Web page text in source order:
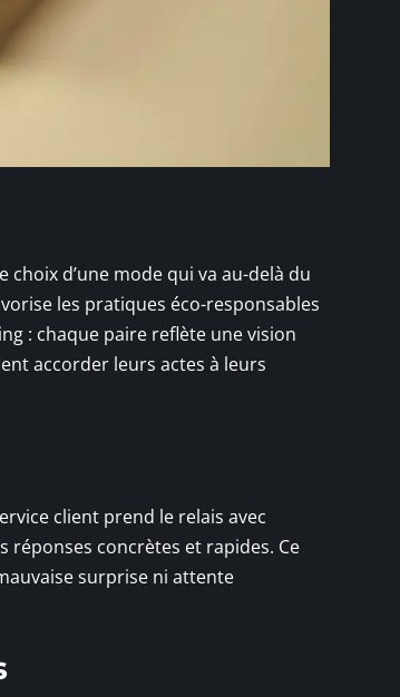
choix d’une mode qui va au-delà du
les pratiques éco-responsables
: chaque paire reflète une vision
accorder leurs actes à leurs
client prend le relais avec
réponses concrètes et rapides. Ce
surprise ni attente